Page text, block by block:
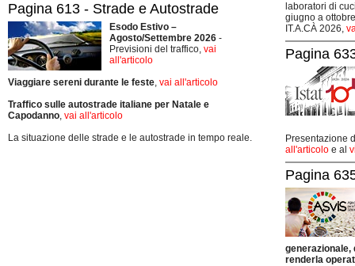
Pagina 613 - Strade e Autostrade
Esodo Estivo –
Agosto/Settembre 2026 -
Previsioni del traffico, vai
all'articolo
Viaggiare sereni durante le feste, vai all'articolo
Traffico sulle autostrade italiane per Natale e
Capodanno, vai all'articolo
La situazione delle strade e le autostrade in tempo reale.
laboratori di
giugno a
IT.A.CÀ 2026,
Pagina
Presentazione
all'articolo e al
Pagina
generazionale,
renderla